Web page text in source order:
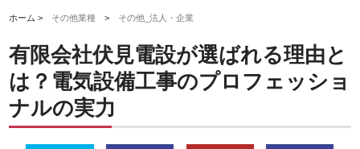
ホーム > その他業種 > その他_法人・企業
有限会社伏見電設が選ばれる理由と
は？電気設備工事のプロフェッショ
ナルの実力